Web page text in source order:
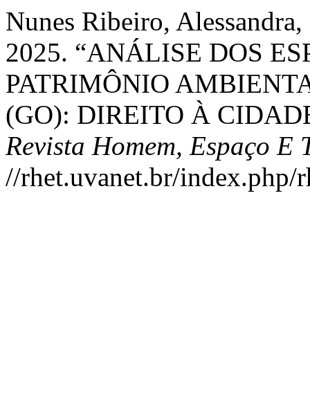
Nunes Ribeiro,
2025. “ANÁLISE DOS
PATRIMÔNIO
(GO): DIREITO À
Revista Homem, Espaço E
//rhet.uvanet.br/index.php/